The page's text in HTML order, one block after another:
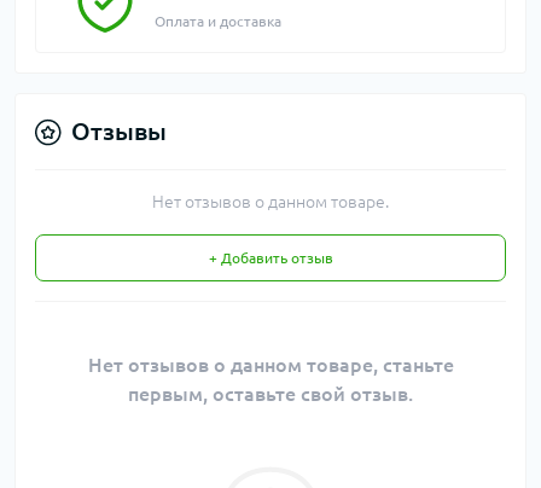
Оплата и доставка
Отзывы
Нет отзывов о данном товаре.
+ Добавить отзыв
Нет отзывов о данном товаре, станьте
первым, оставьте свой отзыв.